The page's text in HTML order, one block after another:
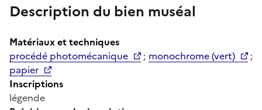
Description du bien muséal
Matériaux et techniques
procédé photomécanique
; monochrome (vert)
;
papier
Inscriptions
légende